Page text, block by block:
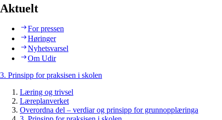
Aktuelt
For pressen
Høringer
Nyhetsvarsel
Om Udir
3. Prinsipp for praksisen i skolen
Læring og trivsel
Læreplanverket
Overordna del – verdiar og prinsipp for grunnopplæringa